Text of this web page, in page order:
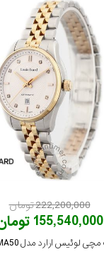
222,200,000 تومان
155,540,000 تومان